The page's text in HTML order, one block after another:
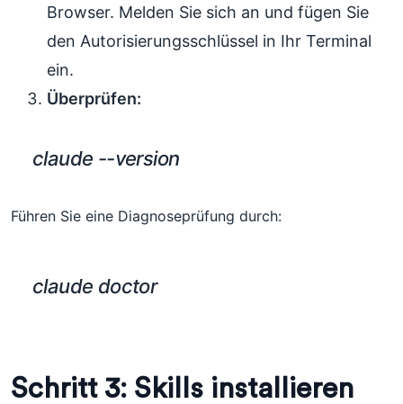
Browser. Melden Sie sich an und fügen Sie
den Autorisierungsschlüssel in Ihr Terminal
ein.
Überprüfen:
claude --version
Führen Sie eine Diagnoseprüfung durch:
claude doctor
Schritt 3: Skills installieren